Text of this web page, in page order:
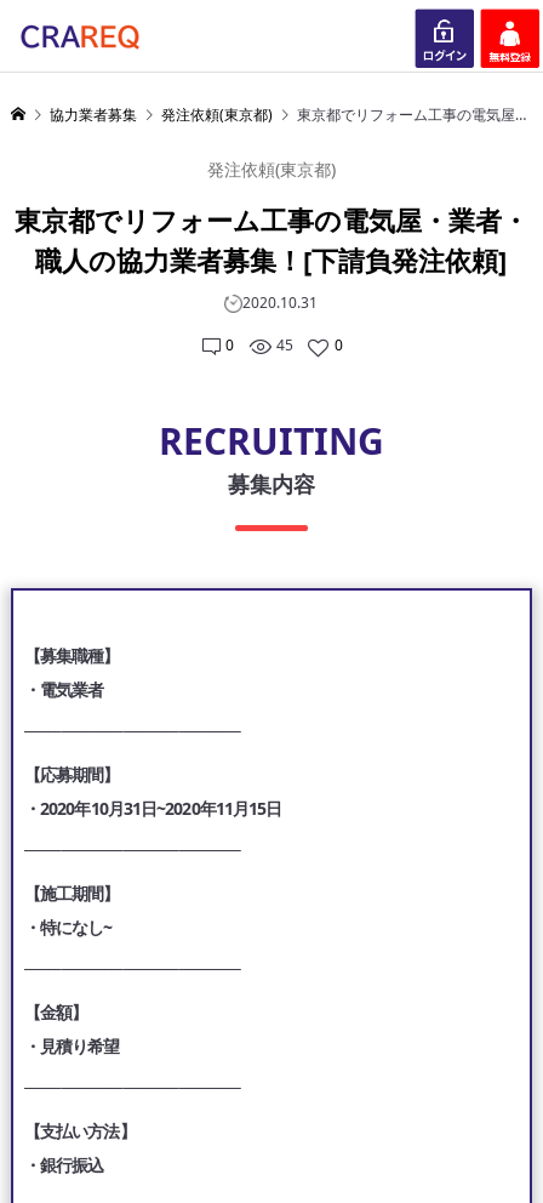
ログイン 会員登録
協力業者募集 発注依頼(東京都) 東京都でリフォーム工事の電気屋・業者・職人の協力業者募集！[下請負発注依頼]
発注依頼(東京都)
東京都でリフォーム工事の電気屋・業者・
職人の協力業者募集！[下請負発注依頼]
2020.10.31
0 45 0
RECRUITING
募集内容
【募集職種】
・電気業者
【応募期間】
・2020年10月31日~2020年11月15日
【施工期間】
・特になし~
【金額】
・見積り希望
【支払い方法】
・銀行振込